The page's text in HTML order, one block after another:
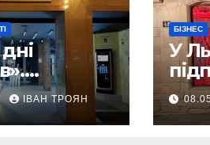
ІВАН ТРОЯН
БІЗНЕС
У